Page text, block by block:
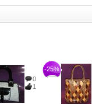
0
1
-25%